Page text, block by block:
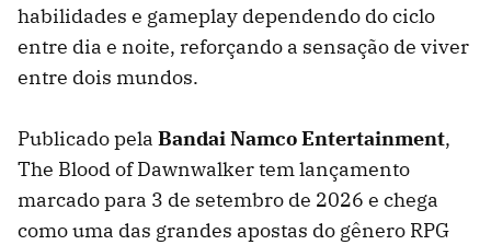
habilidades e gameplay dependendo do ciclo
entre dia e noite, reforçando a sensação de viver
entre dois mundos.
Publicado pela Bandai Namco Entertainment,
The Blood of Dawnwalker tem lançamento
marcado para 3 de setembro de 2026 e chega
como uma das grandes apostas do gênero RPG